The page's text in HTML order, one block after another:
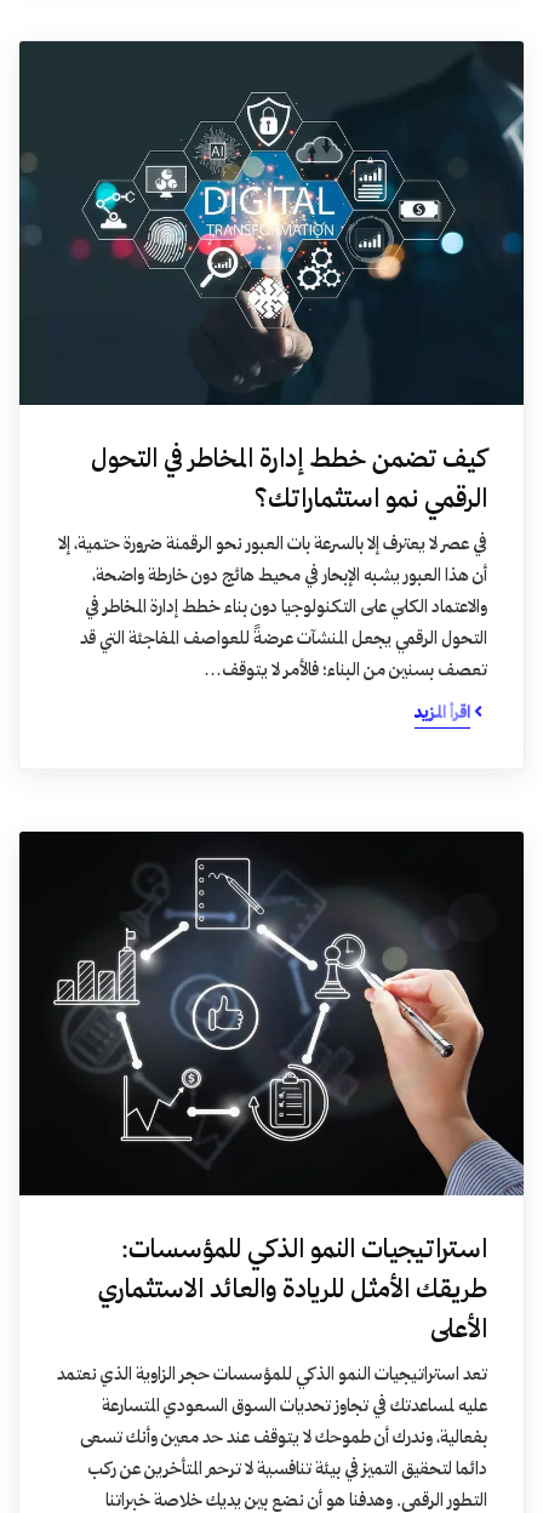
كيف تضمن خطط إدارة المخاطر في التحول
الرقمي نمو استثماراتك؟
في عصر لا يعترف إلا بالسرعة بات العبور نحو الرقمنة ضرورة حتمية، إلا
أن هذا العبور يشبه الإبحار في محيط هائج دون خارطة واضحة،
والاعتماد الكلي على التكنولوجيا دون بناء خطط إدارة المخاطر في
التحول الرقمي يجعل المنشآت عرضةً للعواصف المفاجئة التي قد
تعصف بسنين من البناء؛ فالأمر لا يتوقف…
اقرأ المزيد
استراتيجيات النمو الذكي للمؤسسات:
طريقك الأمثل للريادة والعائد الاستثماري
الأعلى
تعد استراتيجيات النمو الذكي للمؤسسات حجر الزاوية الذي نعتمد
عليه لمساعدتك في تجاوز تحديات السوق السعودي المتسارعة
بفعالية، وندرك أن طموحك لا يتوقف عند حد معين وأنك تسعى
دائما لتحقيق التميز في بيئة تنافسية لا ترحم المتأخرين عن ركب
التطور الرقمي. وهدفنا هو أن نضع بين يديك خلاصة خبراتنا